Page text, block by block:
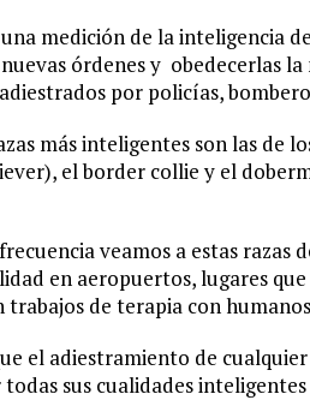
medición de la inteligencia
órdenes y obedecerlas
por policías,
más inteligentes son las de
el border collie y el
veamos a estas razas
en aeropuertos, lugares
de terapia con
el adiestramiento de
sus cualidades